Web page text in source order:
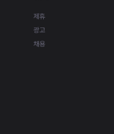
제휴
광고
채용